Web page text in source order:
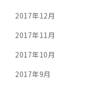
2017年12月
2017年11月
2017年10月
2017年9月